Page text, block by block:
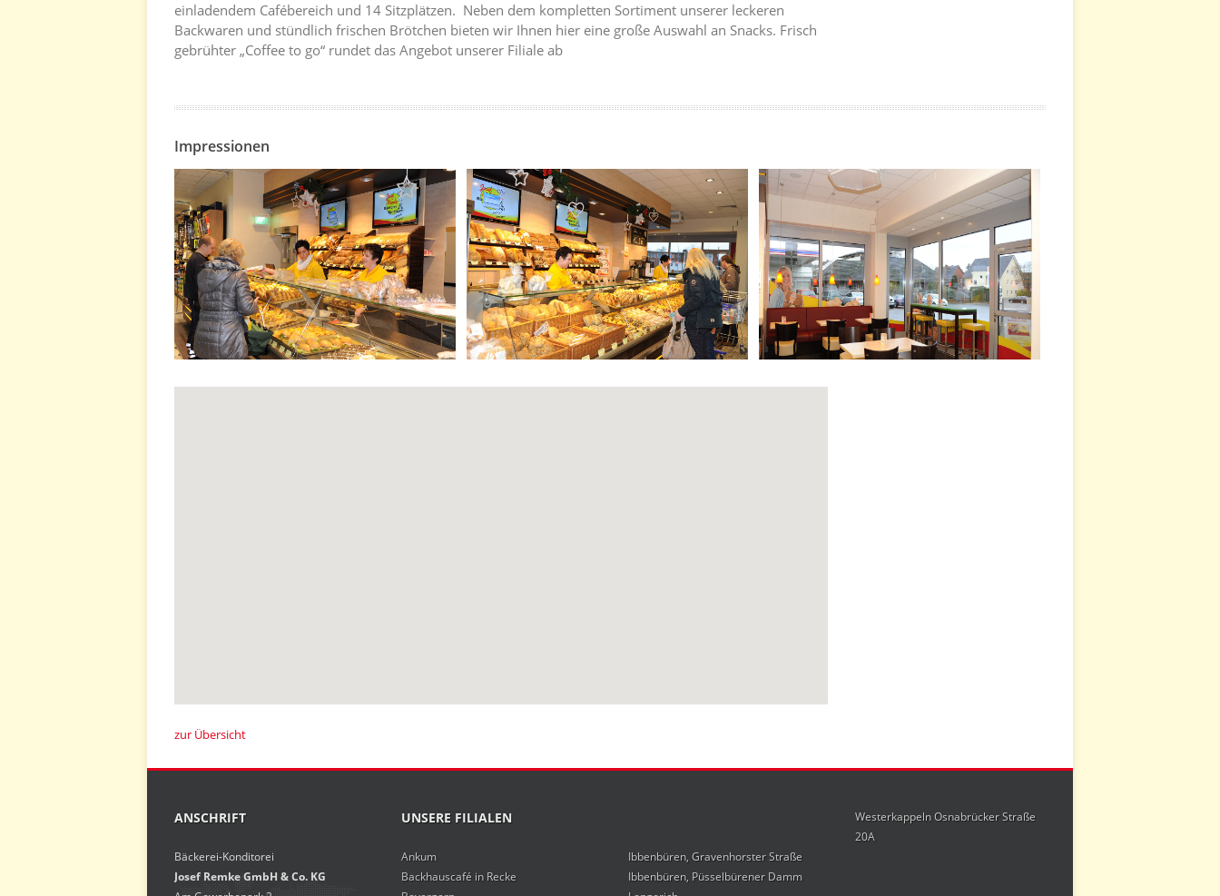
einladendem Cafébereich und 14 Sitzplätzen. Neben dem kompletten Sortiment unserer leckeren
Backwaren und stündlich frischen Brötchen bieten wir Ihnen hier eine große Auswahl an Snacks. Frisch
gebrühter „Coffee to go“ rundet das Angebot unserer Filiale ab
Impressionen
zur Übersicht
ANSCHRIFT
Bäckerei-Konditorei
Josef Remke GmbH & Co. KG
UNSERE FILIALEN
Ankum
Backhauscafé in Recke
Ibbenbüren, Gravenhorster Straße
Ibbenbüren, Püsselbürener Damm
Westerkappeln Osnabrücker Straße
20A